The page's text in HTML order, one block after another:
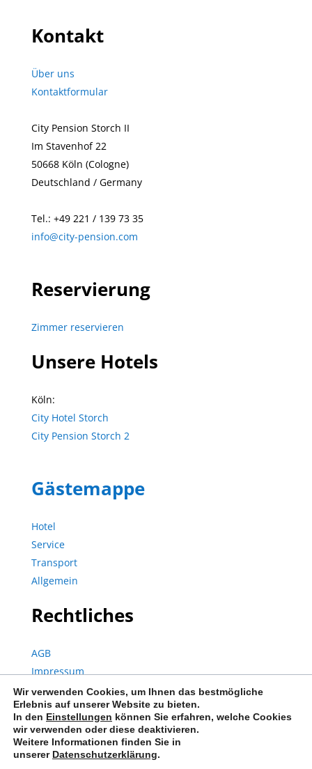
Kontakt
Über uns
Kontaktformular
City Pension Storch II
Im Stavenhof 22
50668Köln (Cologne)
Deutschland / Germany
Tel.: +49 221 / 139 73 35
info@city-pension.com
Reservierung
Zimmer reservieren
Unsere Hotels
Köln:
City Hotel Storch
City Pension Storch 2
Gästemappe
Hotel
Service
Transport
Allgemein
Rechtliches
AGB
Impressum
Datenschutz
© Copyright 2023 | City Pension Storch II | Alle Rechte vorbehalten.
Wir verwenden Cookies, um Ihnen das bestmögliche
Erlebnis auf unserer Website zu bieten.
In den Einstellungen können Sie erfahren, welche Cookies
wir verwenden oder diese deaktivieren.
Weitere Informationen finden Sie in
unserer Datenschutzerklärung.